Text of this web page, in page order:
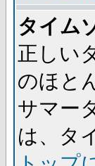
タイム
正しい
のほと
サマー
は、タ